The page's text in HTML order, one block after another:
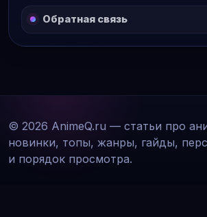
Обратная связь
© 2026 AnimeQ.ru — статьи про
новинки, топы, жанры, гайды,
и порядок просмотра.